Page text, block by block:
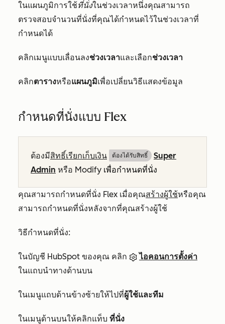
ในแผนภูมิการใช้ที่นั่งในช่วงเวลาหนึ่งคุณสามารถ
ตรวจสอบจำนวนที่นั่งที่คุณได้กำหนดไว้ในช่วงเวลาที่
กำหนดได้
คลิกเมนูแบบเลื่อนลงช่วงเวลาและเลือกช่วงเวลา
คลิกตารางหรือแผนภูมิเพื่อเปลี่ยนวิธีแสดงข้อมูล
กำหนดที่นั่งแบบ Flex
ต้องมีสิทธิ์เรียกเก็บเงิน ต้องได้รับสิทธิ์​
Super
Admin หรือ Modify เพื่อกำหนดที่นั่ง
คุณสามารถกำหนดที่นั่ง Flex เมื่อคุณสร้างผู้ใช้หรือคุณ
สามารถกำหนดที่นั่งหลังจากที่คุณสร้างผู้ใช้
วิธีกำหนดที่นั่ง:
ในบัญชี HubSpot ของคุณ คลิก
ไอคอนการตั้งค่า
ในแถบนำทางด้านบน
ในเมนูแถบด้านข้างซ้ายให้ไปที่ผู้ใช้และทีม
ในเมนูด้านบนให้คลิกแท็บ ที่นั่ง